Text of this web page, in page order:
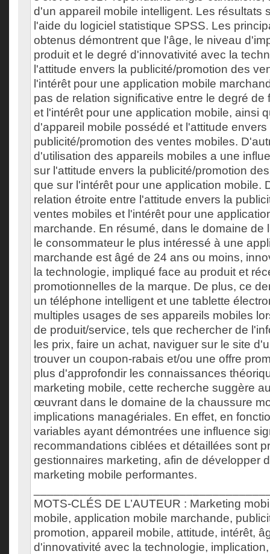
d'un appareil mobile intelligent. Les résultats
l'aide du logiciel statistique SPSS. Les
obtenus démontrent que l'âge, le niveau
produit et le degré d'innovativité avec la
l'attitude envers la publicité/promotion des
l'intérêt pour une application mobile
pas de relation significative entre le degré de
et l'intérêt pour une application mobile, ainsi
d'appareil mobile possédé et l'attitude envers
publicité/promotion des ventes mobiles.
d'utilisation des appareils mobiles a une
sur l'attitude envers la publicité/promotion
que sur l'intérêt pour une application mobile.
relation étroite entre l'attitude envers la
ventes mobiles et l'intérêt pour une
marchande. En résumé, dans le domaine de
le consommateur le plus intéressé à une
marchande est âgé de 24 ans ou moins,
la technologie, impliqué face au produit et
promotionnelles de la marque. De plus, ce
un téléphone intelligent et une tablette
multiples usages de ses appareils mobiles
de produit/service, tels que rechercher de
les prix, faire un achat, naviguer sur le site
trouver un coupon-rabais et/ou une offre
plus d'approfondir les connaissances
marketing mobile, cette recherche suggère
œuvrant dans le domaine de la chaussure
implications managériales. En effet, en
variables ayant démontrées une influence
recommandations ciblées et détaillées sont
gestionnaires marketing, afin de développer
marketing mobile performantes.
MOTS-CLÉS DE L’AUTEUR : Marketing
mobile, application mobile marchande,
promotion, appareil mobile, attitude, intérêt,
d'innovativité avec la technologie,